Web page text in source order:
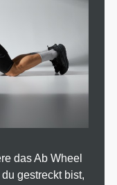
das Ab Wheel
gestreckt bist,